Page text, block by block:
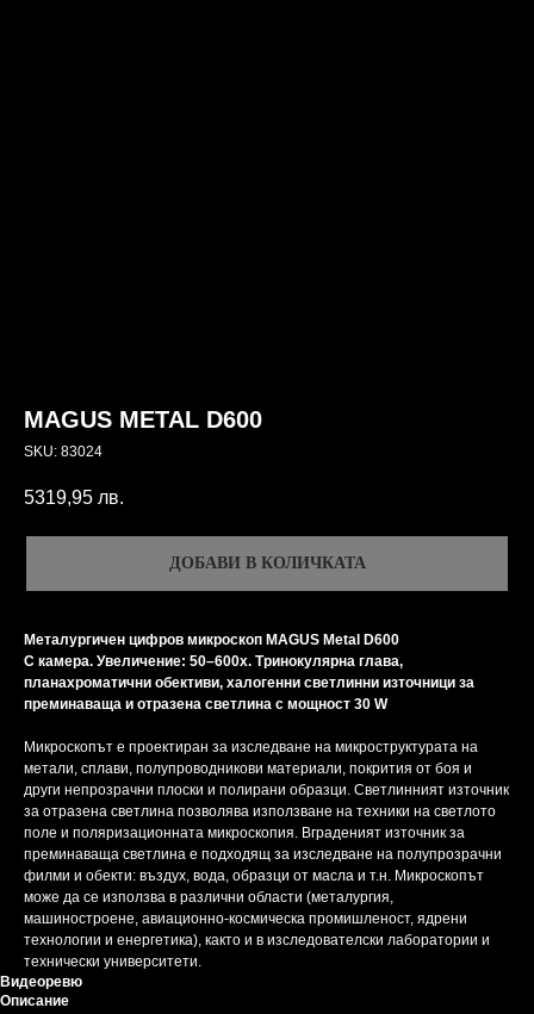
MAGUS METAL D600
SKU: 83024
5319,95 лв.
ДОБАВИ В КОЛИЧКАТА
Металургичен цифров микроскоп MAGUS Metal D600
С камера. Увеличение: 50–600х. Тринокулярна глава,
планахроматични обективи, халогенни светлинни източници за
преминаваща и отразена светлина с мощност 30 W
Микроскопът е проектиран за изследване на микроструктурата на
метали, сплави, полупроводникови материали, покрития от боя и
други непрозрачни плоски и полирани образци. Светлинният източник
за отразена светлина позволява използване на техники на светлото
поле и поляризационната микроскопия. Вграденият източник за
преминаваща светлина е подходящ за изследване на полупрозрачни
филми и обекти: въздух, вода, образци от масла и т.н. Микроскопът
може да се използва в различни области (металургия,
машиностроене, авиационно-космическа промишленост, ядрени
технологии и енергетика), както и в изследователски лаборатории и
технически университети.
Видеоревю
Описание